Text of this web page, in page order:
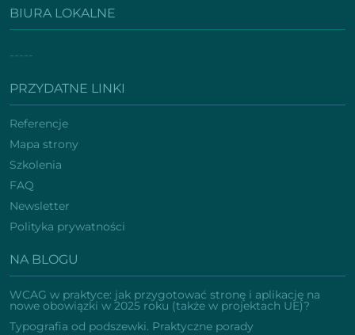
BIURA LOKALNE
-----
PRZYDATNE LINKI
Referencje
Mapa strony
Szkolenia
FAQ
Newsletter
Polityka prywatności
NA BLOGU
WCAG w praktyce: jak przygotować stronę i aplikację na
nowe obowiązki w 2025 roku (także w projektach UE)?
Typografia od podszewki. Praktyczne porady